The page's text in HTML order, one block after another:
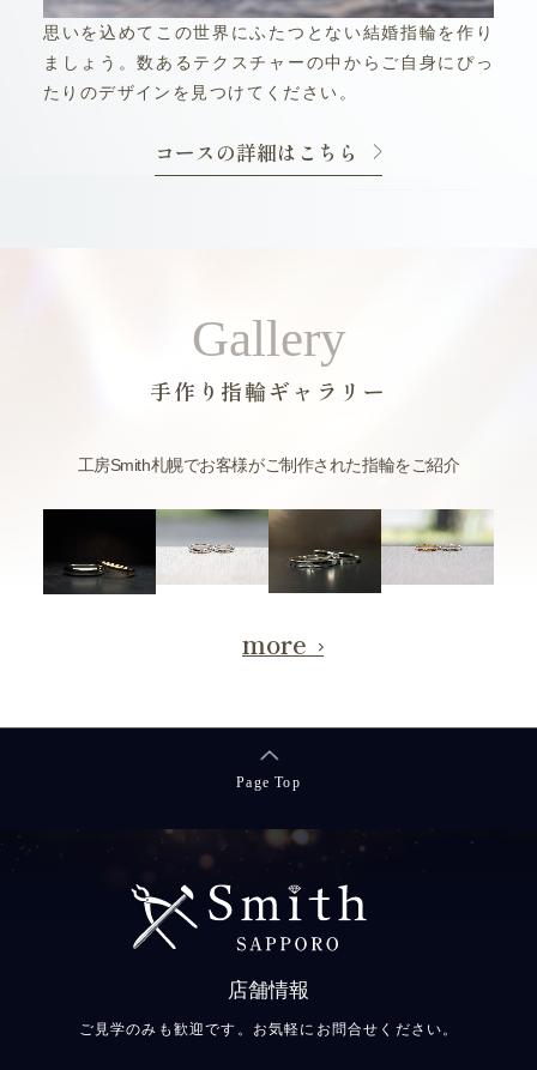
思いを込めてこの世界にふたつとない結婚指輪を作り
ましょう。数あるテクスチャーの中からご自身にぴっ
たりのデザインを見つけてください。
コースの詳細はこちら
Gallery
手作り指輪ギャラリー
工房Smith札幌でお客様がご制作された指輪をご紹介
more
Page Top
店舗情報
ご見学のみも歓迎です。お気軽にお問合せください。